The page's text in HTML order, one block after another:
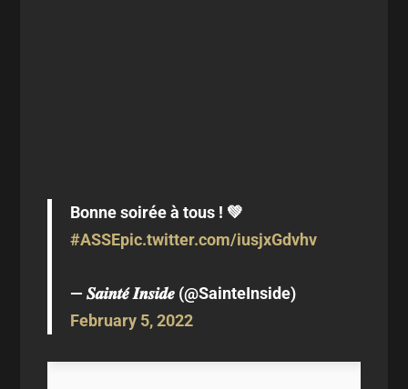
Bonne soirée à tous ! 💚
#ASSEpic.twitter.com/iusjxGdvhv
— 𝑺𝒂𝒊𝒏𝒕𝒆́ 𝑰𝒏𝒔𝒊𝒅𝒆 (@SainteInside)
February 5, 2022